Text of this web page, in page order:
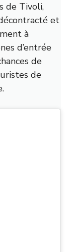
de Tivoli,
et
à
d’entrée
de
de